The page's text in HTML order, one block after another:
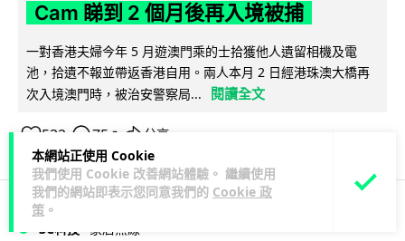
本網站正使用 Cookie
我們使用 Cookie 改善網站體驗。 繼續使用
我們的網站即表示您同意我們的 Cookie 政
策 。
Cam 睇到 2 個月後再入境被捕
一對香港夫婦今年 5 月遊澳門乘的士拾獲他人遺留相機及電
池，拾遺不報並帶返香港自用。兩人本月 2 日經港珠澳大橋再
次入境澳門時，被治安警察局...
閱讀全文
532 75 ↗ 分享
3C科技 家居無線